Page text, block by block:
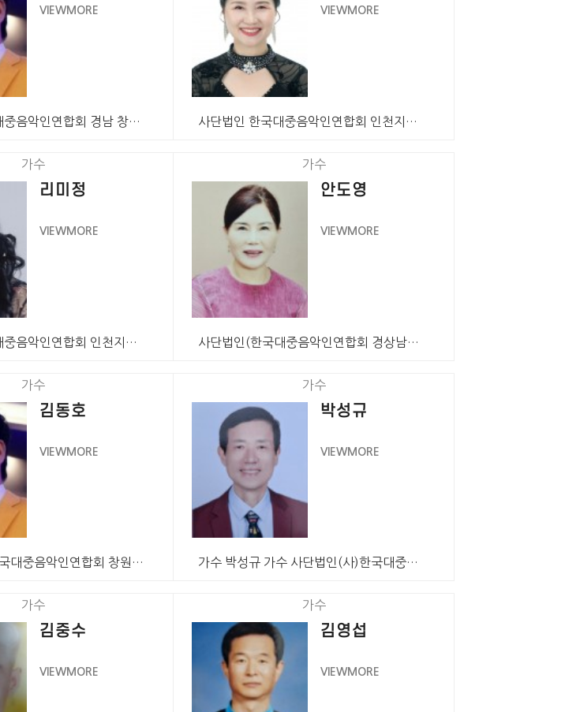
VIEWMORE
사단법인 한국대중음악인연합회 경남 창원특례시지회 회원 …
VIEWMORE
사단법인 한국대중음악인연합회 인천지회 회원 가수 이윤경…
가수
리미정
VIEWMORE
사단법인 한국대중음악인연합회 인천지회 회원 가수 리미정…
가수
안도영
VIEWMORE
사단법인(한국대중음악인연합회 경상남도 합천군지회 회원 …
가수
김동호
VIEWMORE
사단법인(사)한국대중음악인연합회 창원특례시지회 회원 가…
가수
박성규
VIEWMORE
가수 박성규 가수 사단법인(사)한국대중음악인연합회 시흥…
가수
김중수
VIEWMORE
가수
김영섭
VIEWMORE